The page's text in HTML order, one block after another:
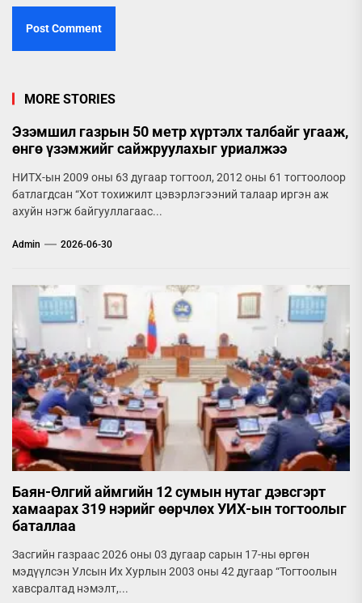
MORE STORIES
Эзэмшил газрын 50 метр хүртэлх талбайг угааж,
өнгө үзэмжийг сайжруулахыг уриалжээ
НИТХ-ын 2009 оны 63 дугаар тогтоол, 2012 оны 61 тогтоолоор
батлагдсан “Хот тохижилт цэвэрлэгээний талаар иргэн аж
ахуйн нэгж байгууллагаас...
Admin 2026-06-30
Баян-Өлгий аймгийн 12 сумын нутаг дэвсгэрт
хамаарах 319 нэрийг өөрчлөх УИХ-ын тогтоолыг
баталлаа
Засгийн газраас 2026 оны 03 дугаар сарын 17-ны өргөн
мэдүүлсэн Улсын Их Хурлын 2003 оны 42 дугаар “Тогтоолын
хавсралтад нэмэлт,...